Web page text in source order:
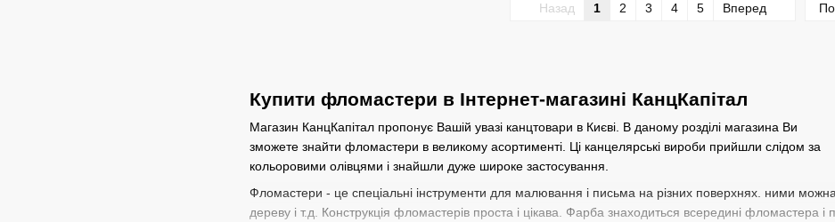
Купити фломастери в Інтернет-магазині КанцКапітал
Магазин КанцКапітал пропонує Вашій увазі канцтовари в Києві. В даному розділі магазина Ви
зможете знайти фломастери в великому асортименті. Ці канцелярські вироби прийшли слідом за
кольоровими олівцями і знайшли дуже широке застосування.
Фломастери - це спеціальні інструменти для малювання і письма на різних поверхнях. ними
дереву і т.д. Конструкція фломастерів проста і цікава. Фарба знаходиться всередині фломастера
Назад 1 2 3 4 5 Вперед